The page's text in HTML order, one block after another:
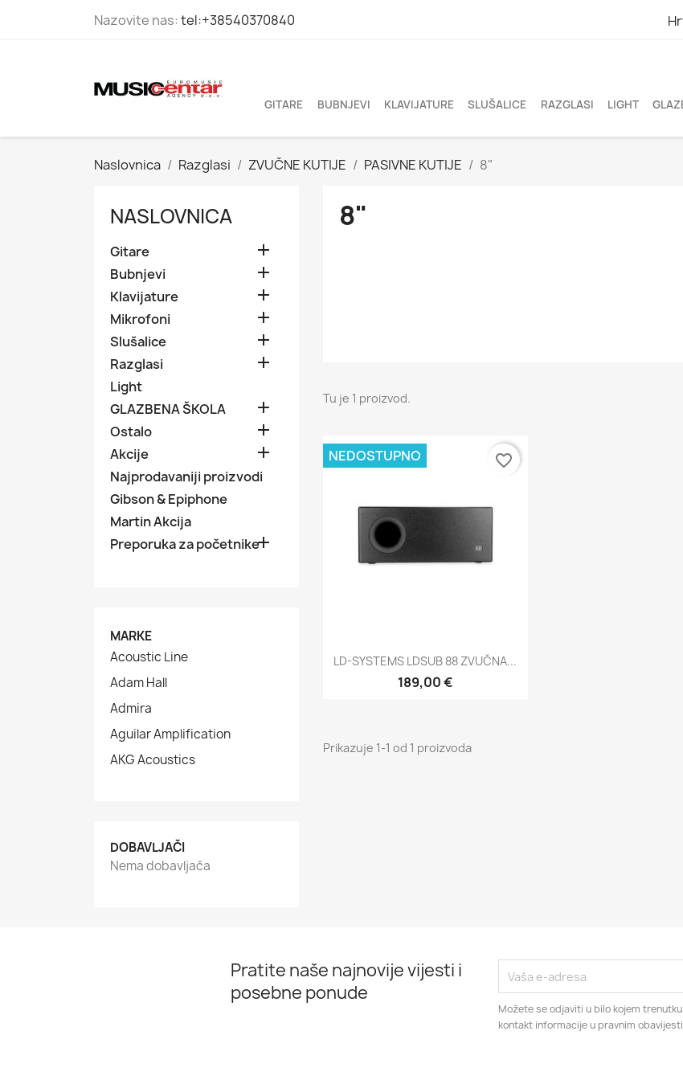
Nazovite nas:tel:+38540370840
GITARE BUBNJEVI KLAVIJATURE SLUŠALICE RAZGLASI LIGHT
Naslovnica Razglasi ZVUČNE KUTIJE PASIVNE KUTIJE 8"
NASLOVNICA
Gitare 
Bubnjevi 
Klavijature 
Mikrofoni 
Slušalice 
Razglasi 
Light
GLAZBENA ŠKOLA

Ostalo 
Akcije 
Najprodavaniji proizvodi
Gibson & Epiphone
Martin Akcija
Preporuka za početnike
MARKE
Acoustic Line
Adam Hall
Admira
Aguilar Amplification
AKG Acoustics
DOBAVLJAČI
Nema dobavljača
8"
Tu je 1 proizvod.
Brzi pregled
LD-SYSTEMS LDSUB 88 ZVUČNA...
189,00 €
NEDOSTUPNO favorite_border
Prikazuje 1-1 od 1 proizvoda
Pratite naše najnovije vijesti i
posebne ponude
Možete se odjaviti u bilo kojem
kontakt informacije u pravnim